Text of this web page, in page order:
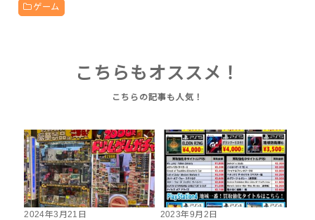
ゲーム
こちらもオススメ！
2024年3月21日
2023年9月2日